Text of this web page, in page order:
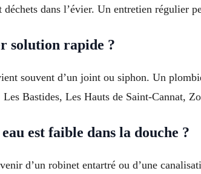
déchets dans l’évier. Un entretien régulier
solution rapide ?
souvent d’un joint ou siphon. Un
Bastides, Les Hauts de Saint-Cannat,
est faible dans la douche ?
d’un robinet entartré ou d’une